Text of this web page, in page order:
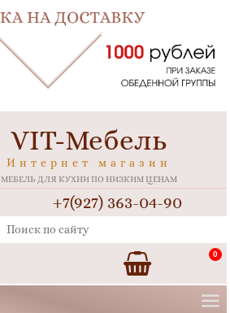
VIT-Мебель
Интернет магазин
МЕБЕЛЬ ДЛЯ КУХНИ ПО НИЗКИМ ЦЕНАМ
+7(927) 363-04-90
0